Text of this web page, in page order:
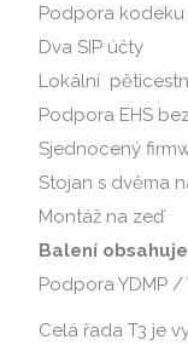
Podpora kodeku
Dva SIP účty
Lokální
Podpora EHS
Sjednocený
Stojan s dvěma
Montáž na zeď
Balení
Podpora YDMP /
Celá řada T3 je